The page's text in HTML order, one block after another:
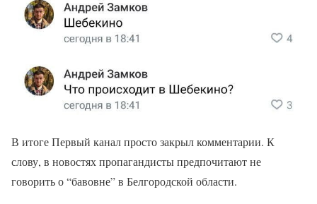
В итоге Первый канал просто закрыл комментарии. К
слову, в новостях пропагандисты предпочитают не
говорить о “бавовне” в Белгородской области.